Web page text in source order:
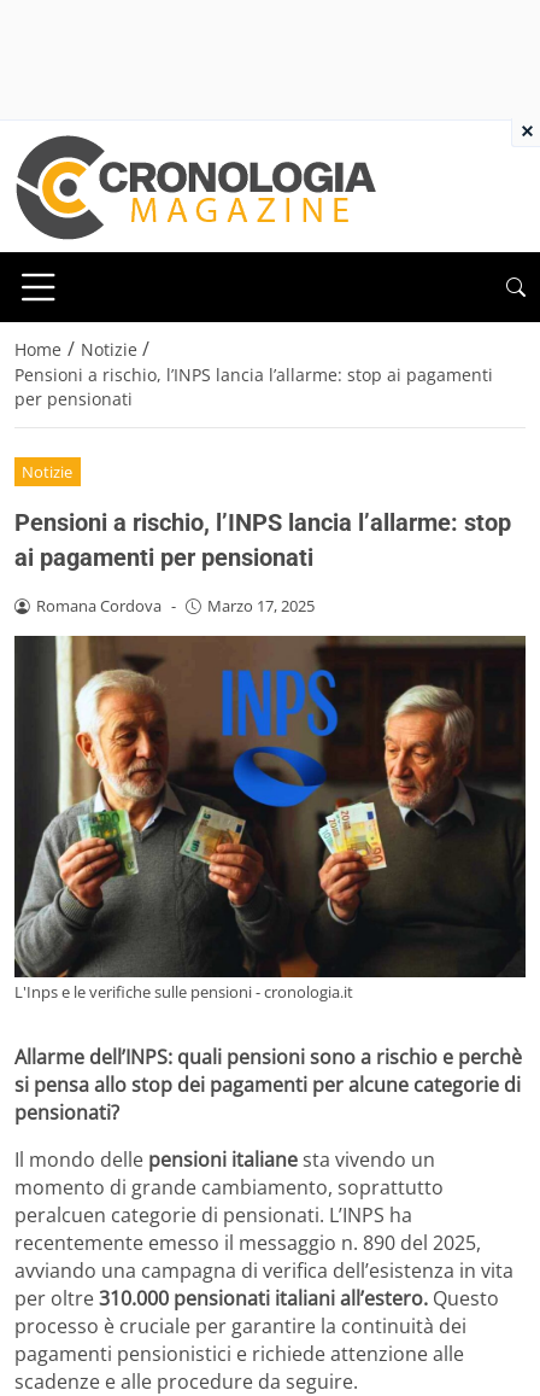
Home / Notizie /
Pensioni a rischio, l’INPS lancia l’allarme: stop ai pagamenti
per pensionati
Notizie
Pensioni a rischio, l’INPS lancia l’allarme: stop
ai pagamenti per pensionati
Romana Cordova - Marzo 17, 2025
L'Inps e le verifiche sulle pensioni - cronologia.it
Allarme dell’INPS: quali pensioni sono a rischio e perchè
si pensa allo stop dei pagamenti per alcune categorie di
pensionati?
Il mondo delle pensioni italianesta vivendo un
momento di grande cambiamento, soprattutto
peralcuen categorie di pensionati. L’INPS ha
recentemente emesso il messaggio n. 890 del 2025,
avviando una campagna di verifica dell’esistenza in vita
per oltre310.000 pensionati italiani all’estero. Questo
processo è cruciale per garantire la continuità dei
pagamenti pensionistici e richiede attenzione alle
scadenze e alle procedure da seguire.
×